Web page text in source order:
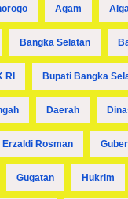
Agam
Bangka Selatan
RI Bupati Bangka
Daerah
Erzaldi Rosman
Gugatan Hukrim